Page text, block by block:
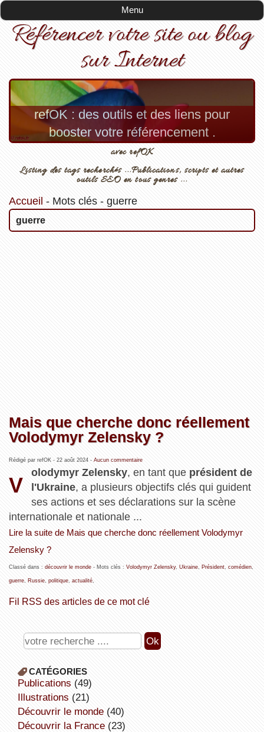
Menu
Référencer votre site ou blog
sur Internet
refOK : des outils et des liens pour
booster votre référencement .
avec refOK
Listing des tags recherchés ...Publications, scripts et autres
outils SEO en tous genres ...
Accueil - Mots clés- guerre
guerre
Mais que cherche donc réellement
Volodymyr Zelensky ?
Rédigé par refOK - 22 août 2024- Aucun commentaire
V
olodymyr Zelensky, en tant que président de
l'Ukraine, a plusieurs objectifs clés qui guident
ses actions et ses déclarations sur la scène
internationale et nationale ...
Lire la suite de Mais que cherche donc réellement Volodymyr
Zelensky ?
Classé dans : découvrir le monde- Mots clés : Volodymyr Zelensky, Ukraine, Président, comédien,
guerre, Russie, politique, actualité,
Fil RSS des articles de ce mot clé
CATÉGORIES
publications (49)
illustrations (21)
découvrir le monde(40)
découvrir la France(23)